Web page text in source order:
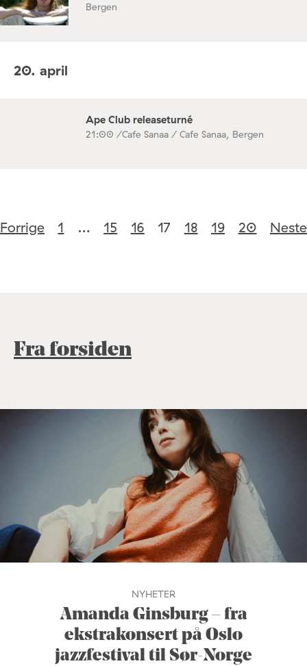
Bergen
20. april
Ape Club releaseturné
21:00 /Cafe Sanaa / Cafe Sanaa, Bergen
Forrige 1 … 15 16 17 18 19 20 Neste
Fra forsiden
NYHETER
Amanda Ginsburg – fra
ekstrakonsert på Oslo
jazzfestival til Sør-Norge